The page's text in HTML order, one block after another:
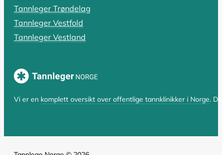
SIST OPPDATERT 17. OKTOBER 2025
Hvorfor er tannlegen så dyr? En
Tannleger Trøndelag
Tannleger Vestfold
Tannleger Vestland
Vi er en komplett oversikt over offentlige tannklinikker i Norge.